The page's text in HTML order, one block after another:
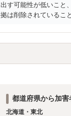
出す可能性が低いこと
拠は削除されているこ
査段階では性的姿態等
（最終的には不起訴な
都道府県から加
北海道・東北